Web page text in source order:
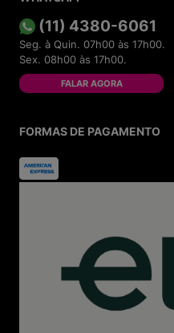
(11) 4380-6061
Seg. à Quin. 07h00 às 17h00.
Sex. 08h00 às 17h00.
FALAR AGORA
FORMAS DE PAGAMENTO